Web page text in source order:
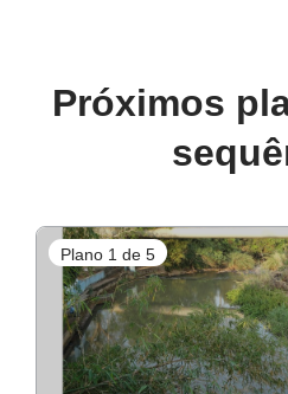
Próximos
Plano 1 de 5